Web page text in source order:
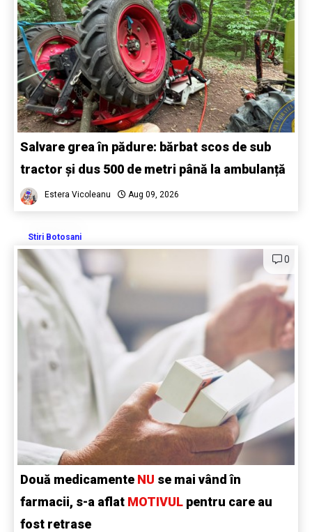
Salvare grea în pădure: bărbat scos de sub
tractor și dus 500 de metri până la ambulanță
Estera Vicoleanu Aug 09, 2026
Stiri Botosani
0
Două medicamente NU se mai vând în
farmacii, s-a aflat MOTIVUL pentru care au
fost retrase